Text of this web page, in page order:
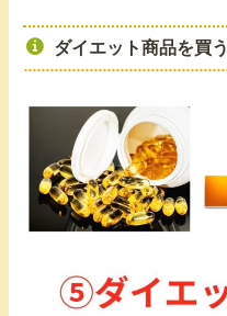
ダイエット商品を買う